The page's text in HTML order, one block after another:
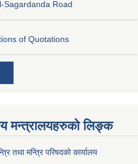
Sagardanda Road
of Quotations
मन्त्रालयहरुको लिङ्‍क
तथा मन्त्रि परिषदको कार्यालय